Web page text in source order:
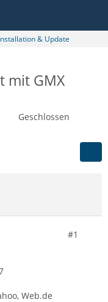
& Update
mit GMX
Geschlossen
#1
Web.de